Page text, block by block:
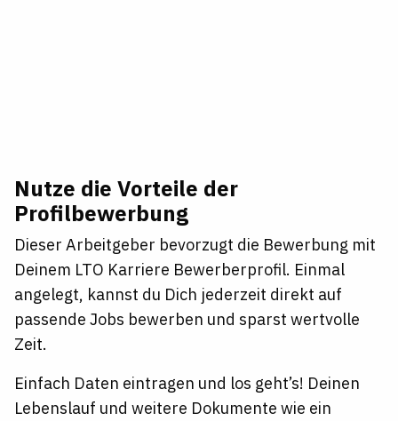
Nutze die Vorteile der
Profilbewerbung
Dieser Arbeitgeber bevorzugt die Bewerbung mit
Deinem LTO Karriere Bewerberprofil. Einmal
angelegt, kannst du Dich jederzeit direkt auf
passende Jobs bewerben und sparst wertvolle
Zeit.
Einfach Daten eintragen und los geht’s! Deinen
Lebenslauf und weitere Dokumente wie ein